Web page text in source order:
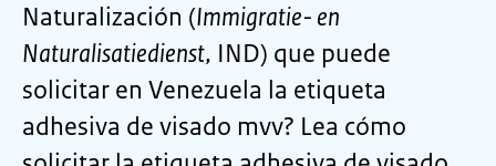
Naturalización (Immigratie- en
Naturalisatiedienst, IND) que puede
solicitar en Venezuela la etiqueta
adhesiva de visado mvv? Lea cómo